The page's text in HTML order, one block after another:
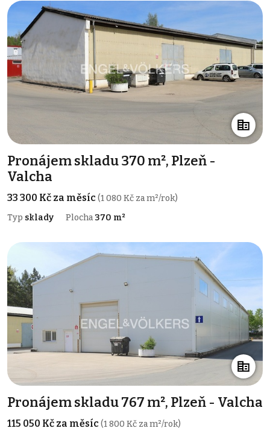
Pronájem skladu 370 m², Plzeň -
Valcha
33 300 Kč za měsíc(1 080 Kč za m²/rok)
Typ sklady Plocha 370 m²
Pronájem skladu 767 m², Plzeň - Valcha
115 050 Kč za měsíc(1 800 Kč za m²/rok)